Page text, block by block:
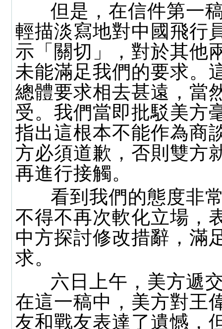
但是，在信件第一
輕描淡寫地對中國飛行
示「關切」，對於其他
未能滿足我們的要求。
總體要求相去甚遠，當
受。我們當即批駁美方
指出這根本不能作為商
方必須道歉，否則雙方
再進行接觸。
看到我們的態度非
不得不再次軟化立場，
中方探討修改措辭，滿
求。
六日上午，美方遞
在這一稿中，美方對王
友和戰友表達了遺憾，